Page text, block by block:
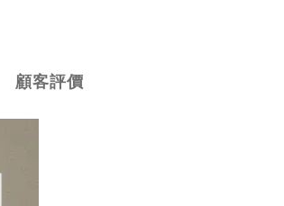
顧客評價